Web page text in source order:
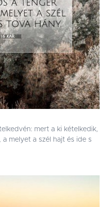
mert a ki kételkedik,
melyet a szél hajt és ide s